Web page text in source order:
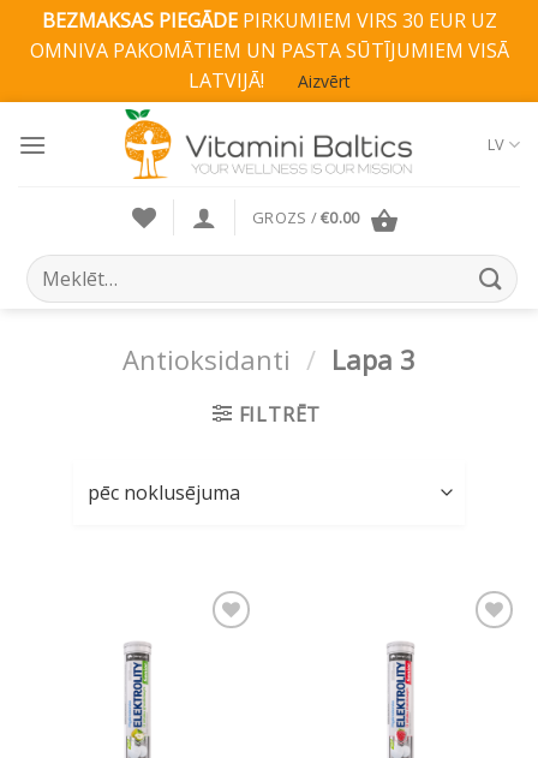
BEZMAKSAS PIEGĀDEPIRKUMIEM VIRS 30 EUR UZ
OMNIVA PAKOMĀTIEM UN PASTA SŪTĪJUMIEM VISĀ
LATVIJĀ!
Aizvērt
LV
GROZS /€0.00
Search
for:
Antioksidanti / Lapa 3
FILTRĒT
Pievienot vēlmju
sarakstam
Pievienot vēlmju
sarakstam